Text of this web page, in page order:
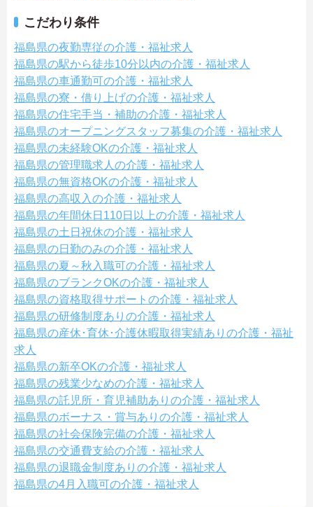
こだわり条件
福島県の夜勤専従の介護・福祉求人
福島県の駅から徒歩10分以内の介護・福祉求人
福島県の車通勤可の介護・福祉求人
福島県の寮・借り上げの介護・福祉求人
福島県の住宅手当・補助の介護・福祉求人
福島県のオープニングスタッフ募集の介護・福祉求人
福島県の未経験OKの介護・福祉求人
福島県の管理職求人の介護・福祉求人
福島県の無資格OKの介護・福祉求人
福島県の高収入の介護・福祉求人
福島県の年間休日110日以上の介護・福祉求人
福島県の土日祝休の介護・福祉求人
福島県の日勤のみの介護・福祉求人
福島県の夏～秋入職可の介護・福祉求人
福島県のブランクOKの介護・福祉求人
福島県の資格取得サポートの介護・福祉求人
福島県の研修制度ありの介護・福祉求人
福島県の産休･育休･介護休暇取得実績ありの介護・福祉
求人
福島県の新卒OKの介護・福祉求人
福島県の残業少なめの介護・福祉求人
福島県の託児所・育児補助ありの介護・福祉求人
福島県のボーナス・賞与ありの介護・福祉求人
福島県の社会保険完備の介護・福祉求人
福島県の交通費支給の介護・福祉求人
福島県の退職金制度ありの介護・福祉求人
福島県の4月入職可の介護・福祉求人